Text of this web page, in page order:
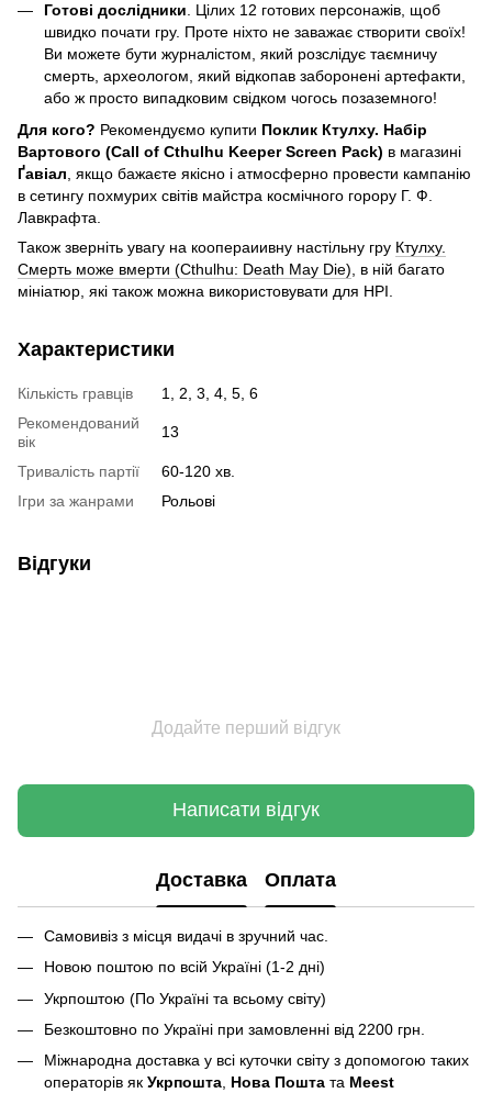
Готові дослідники. Цілих 12 готових персонажів, щоб
швидко почати гру. Проте ніхто не заважає створити своїх!
Ви можете бути журналістом, який розслідує таємничу
смерть, археологом, який відкопав заборонені артефакти,
або ж просто випадковим свідком чогось позаземного!
Для кого? Рекомендуємо купити Поклик Ктулху. Набір
Вартового (Call of Cthulhu Keeper Screen Pack) в магазині
Ґавіал , якщо бажаєте якісно і атмосферно провести кампанію
в сетингу похмурих світів майстра космічного горору Г. Ф.
Лавкрафта.
Також зверніть увагу на коопераиивну настільну гру Ктулху.
Смерть може вмерти (Cthulhu: Death May Die) , в ній багато
мініатюр, які також можна використовувати для НРІ.
Характеристики
Кількість гравців
1, 2, 3, 4, 5, 6
Рекомендований
вік
13
Тривалість партії
60-120 хв.
Ігри за жанрами
Рольові
Відгуки
Додайте перший відгук
Написати відгук
Доставка Оплата
Самовивіз з місця видачі в зручний час.
Новою поштою по всій Україні (1-2 дні)
Укрпоштою (По Україні та всьому світу)
Безкоштовно по Україні при замовленні від 2200 грн.
Міжнародна доставка у всі куточки світу з допомогою таких
операторів як Укрпошта, Нова Пошта та Meest